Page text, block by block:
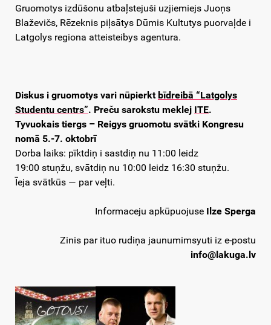
Gruomotys izdūšonu atbaļstejuši uzjiemiejs Juoņs
Blaževičs, Rēzeknis piļsātys Dūmis Kultutys puorvaļde i
Latgolys regiona atteisteibys agentura.
Diskus i gruomotys vari nūpierktbīdreibā “Latgolys
Studentu centrs”. Preču sarokstu meklej ITE.
Tyvuokais tiergs – Reigys gruomotu svātki Kongresu
nomā 5.-7. oktobrī
Dorba laiks: pīktdiņ i sastdiņ nu 11:00 leidz
19:00 stuņžu, svātdiņ nu 10:00 leidz 16:30 stuņžu.
Īeja svātkūs — par veļti.
Informaceju apkūpuojuse Ilze Sperga
Zinis par ituo rudiņa jaunumimsyuti iz e-postu
info@lakuga.lv